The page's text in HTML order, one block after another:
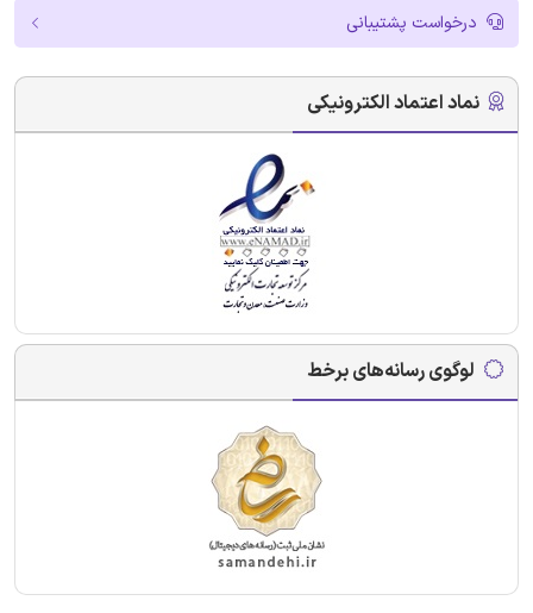
درخواست پشتیبانی
نماد اعتماد الکترونیکی
لوگوی رسانه‌های برخط